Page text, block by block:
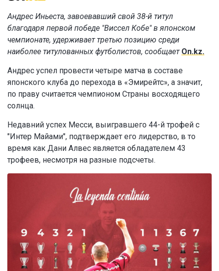
Андрес Иньеста, завоевавший свой 38-й титул
благодаря первой победе "Виссел Кобе" в японском
чемпионате, удерживает третью позицию среди
наиболее титулованных футболистов, сообщает On.kz.
Андрес успел провести четыре матча в составе
японского клуба до перехода в «Эмирейтс», а значит,
по праву считается чемпионом Страны восходящего
солнца.
Недавний успех Месси, выигравшего 44-й трофей с
"Интер Майами", подтверждает его лидерство, в то
время как Дани Алвес является обладателем 43
трофеев, несмотря на разные подсчеты.